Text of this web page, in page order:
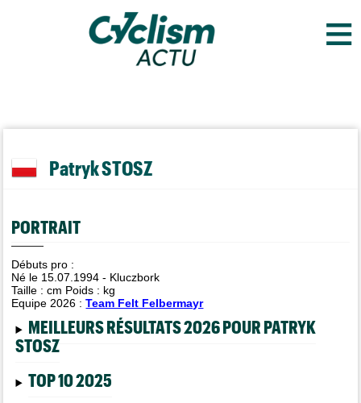
≡
Patryk STOSZ
PORTRAIT
Débuts pro :
Né le 15.07.1994 - Kluczbork
Taille :cm Poids : kg
Equipe 2026 :Team Felt Felbermayr
MEILLEURS RÉSULTATS 2026 POUR PATRYK
STOSZ
TOP 10 2025